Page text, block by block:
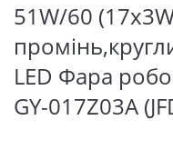
51W/60
LED Фара
GY-017Z03А